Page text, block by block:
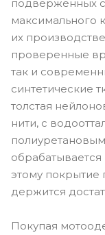
подверженных
максимального
их
проверенные
так и
синтетические
толстая
нити, с
этому покрытие
держится
Покупая